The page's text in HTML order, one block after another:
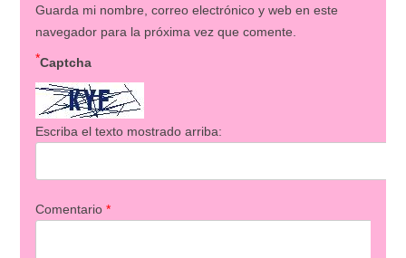
Guarda mi nombre, correo electrónico y web en este
navegador para la próxima vez que comente.
Captcha
*
Escriba el texto mostrado arriba:
Comentario *